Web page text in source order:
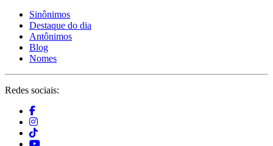
Sinônimos
Destaque do dia
Antônimos
Blog
Nomes
Redes sociais: